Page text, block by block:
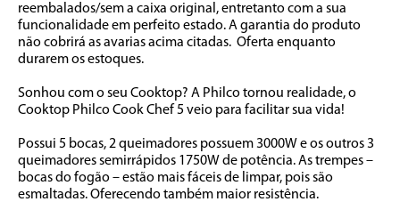
reembalados/sem a caixa original, entretanto com a sua
funcionalidade em perfeito estado. A garantia do produto
não cobrirá as avarias acima citadas.  Oferta enquanto
durarem os estoques.
Sonhou com o seu Cooktop? A Philco tornou realidade, o
Cooktop Philco Cook Chef 5 veio para facilitar sua vida!
Possui 5 bocas, 2 queimadores possuem 3000W e os outros 3
queimadores semirrápidos 1750W de potência. As trempes –
bocas do fogão – estão mais fáceis de limpar, pois são
esmaltadas. Oferecendo também maior resistência.